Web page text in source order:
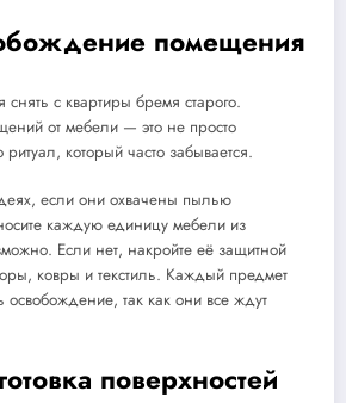
помещения
с квартиры бремя старого.
от мебели — это не просто
который часто забывается.
если они охвачены пылью
каждую единицу мебели из
Если нет, накройте её защитной
ковры и текстиль. Каждый предмет
освобождение, так как они все ждут
поверхностей